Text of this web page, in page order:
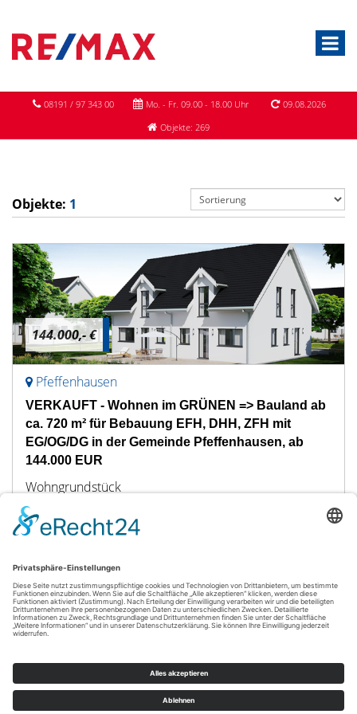
08191 / 97 343 00 Mo. - Fr. 09.00 - 18.00 Uhr
09.08.2026
Objekte: 269
Objekte: 1
144.000,- €
Pfeffenhausen
VERKAUFT - Wohnen im GRÜNEN => Bauland ab
ca. 720 m² für Bebauung EFH, DHH, ZFH mit
EG/OG/DG in der Gemeinde Pfeffenhausen, ab
144.000 EUR
Wohngrundstück
720 m²
GRUNDSTÜCK
Powered byImmonia GmbH
Impressum
AGB Widerrufsbelehrung
Datenschutz
Sitemap